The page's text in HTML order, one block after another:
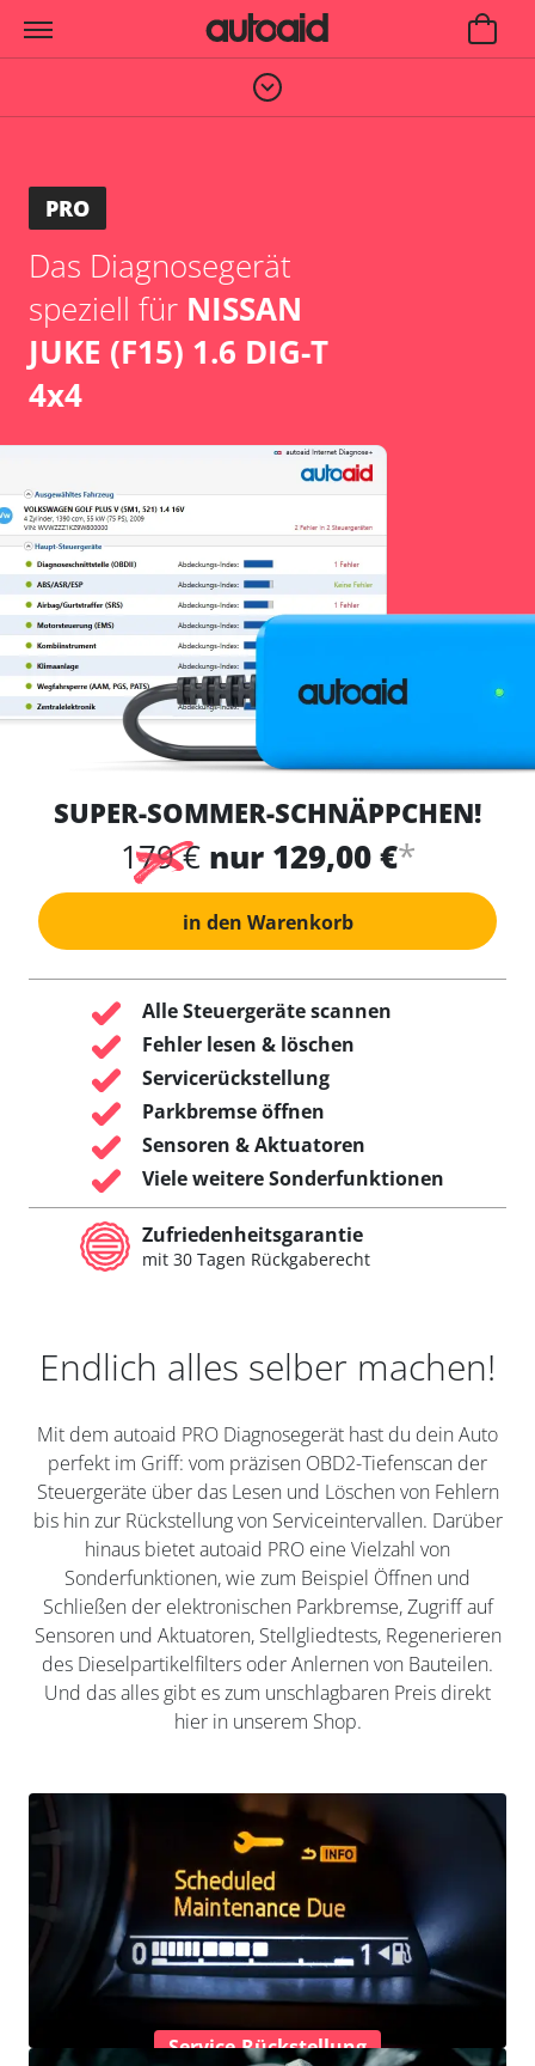
PRO
Das Diagnosegerät
speziell für NISSAN
JUKE (F15) 1.6 DIG-T
4x4
SUPER-SOMMER-SCHNÄPPCHEN!
179 € nur 129,00 €*
in den Warenkorb
Alle Steuergeräte scannen
Fehler lesen & löschen
Servicerückstellung
Parkbremse öffnen
Sensoren & Aktuatoren
Viele weitere Sonderfunktionen
Zufriedenheitsgarantie
mit 30 Tagen Rückgaberecht
Endlich alles selber machen!
Mit dem autoaid PRO Diagnosegerät hast du dein Auto
perfekt im Griff: vom präzisen OBD2-Tiefenscan der
Steuergeräte über das Lesen und Löschen von Fehlern
bis hin zur Rückstellung von Serviceintervallen. Darüber
hinaus bietet autoaid PRO eine Vielzahl von
Sonderfunktionen, wie zum Beispiel Öffnen und
Schließen der elektronischen Parkbremse, Zugriff auf
Sensoren und Aktuatoren, Stellgliedtests, Regenerieren
des Dieselpartikelfilters oder Anlernen von Bauteilen.
Und das alles gibt es zum unschlagbaren Preis direkt
hier in unserem Shop.
Service-Rückstellung